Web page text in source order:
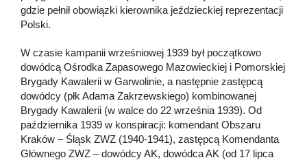
gdzie pełnił obowiązki kierownika jeździeckiej reprezentacji
Polski.
W czasie kampanii wrześniowej 1939 był początkowo
dowódcą Ośrodka Zapasowego Mazowieckiej i Pomorskiej
Brygady Kawalerii w Garwolinie, a następnie zastępcą
dowódcy (płk Adama Zakrzewskiego) kombinowanej
Brygady Kawalerii (w walce do 22 września 1939). Od
października 1939 w konspiracji: komendant Obszaru
Kraków – Śląsk ZWZ (1940-1941), zastępcą Komendanta
Głównego ZWZ – dowódcy AK, dowódca AK (od 17 lipca